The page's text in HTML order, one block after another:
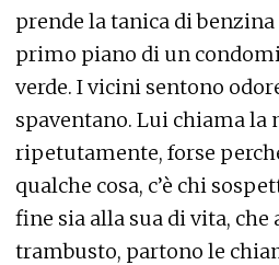
prende la tanica di benzina
primo piano di un
verde. I vicini sentono
spaventano. Lui chiama la
ripetutamente, forse
qualche cosa, c’è chi
fine sia alla sua di vita, che
trambusto, partono le